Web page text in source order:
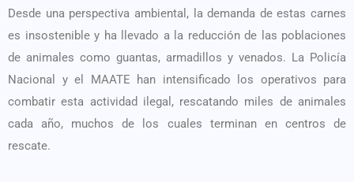
Desde una perspectiva ambiental, la demanda de estas carnes
es insostenible y ha llevado a la reducción de las poblaciones
de animales como guantas, armadillos y venados. La Policía
Nacional y el MAATE han intensificado los operativos para
combatir esta actividad ilegal, rescatando miles de animales
cada año, muchos de los cuales terminan en centros de
rescate.